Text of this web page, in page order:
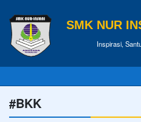
SMK NUR
Inspirasi,
#BKK